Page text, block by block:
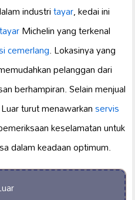
industritayar, kedai ini
Michelin yang terkenal
cemerlang. Lokasinya yang
pelanggan dari
berhampiran. Selain menjual
turut menawarkanservis
keselamatan untuk
dalam keadaan optimum.